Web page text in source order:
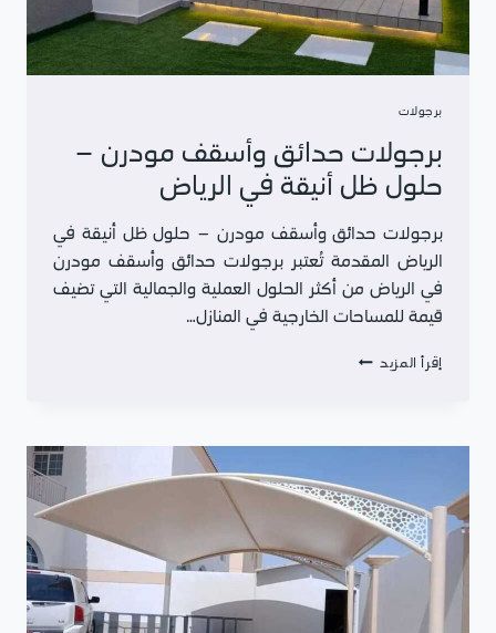
برجولات
برجولات حدائق وأسقف مودرن –
حلول ظل أنيقة في الرياض
برجولات حدائق وأسقف مودرن – حلول ظل أنيقة في
الرياض المقدمة تُعتبر برجولات حدائق وأسقف مودرن
في الرياض من أكثر الحلول العملية والجمالية التي تضيف
قيمة للمساحات الخارجية في المنازل…
إقرأ المزيد برجولات
–
ظل
أنيقة
في
الرياض